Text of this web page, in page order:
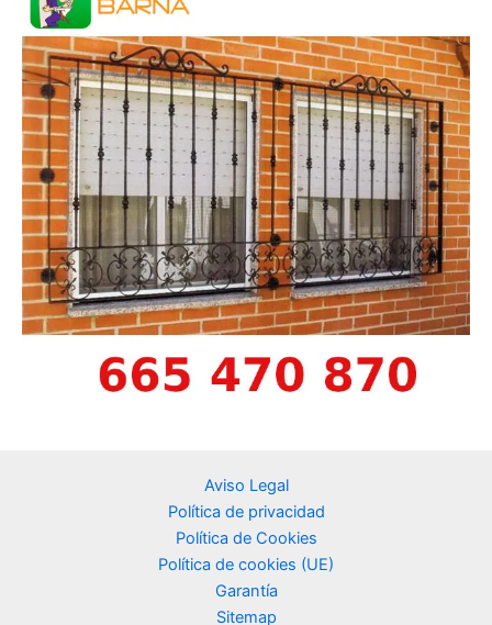
Aviso Legal
Política de privacidad
Política de Cookies
Política de cookies (UE)
Garantía
Sitemap